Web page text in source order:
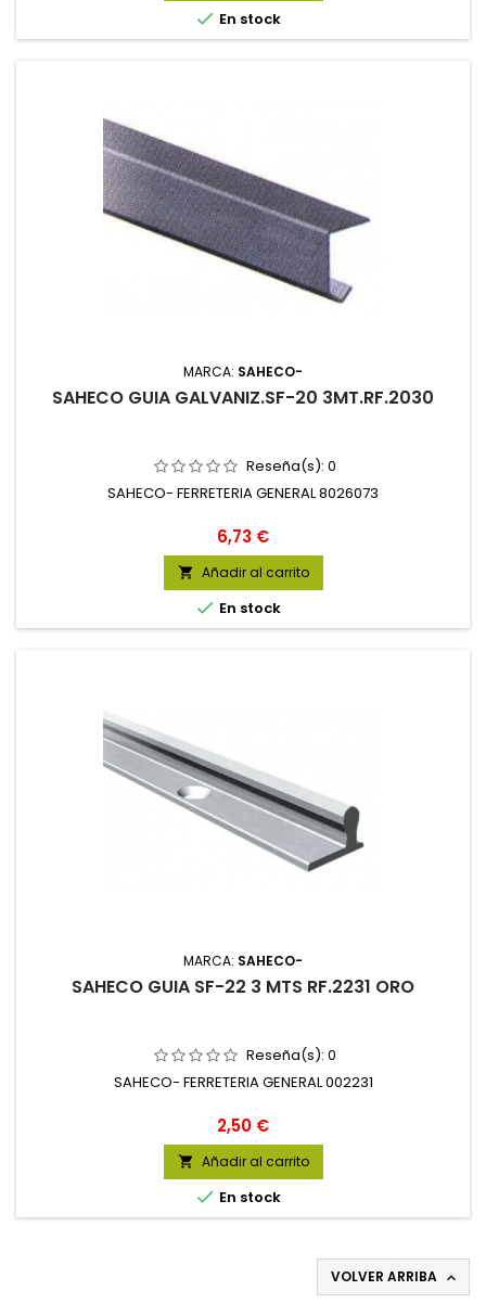
 En stock
MARCA: SAHECO-
SAHECO GUIA GALVANIZ.SF-20 3MT.RF.2030
Reseña(s): 0
SAHECO- FERRETERIA GENERAL 8026073
Precio
6,73 €
 Añadir al carrito
 En stock
MARCA: SAHECO-
SAHECO GUIA SF-22 3 MTS RF.2231 ORO
Reseña(s): 0
SAHECO- FERRETERIA GENERAL 002231
Precio
2,50 €
 Añadir al carrito
 En stock
VOLVER ARRIBA 